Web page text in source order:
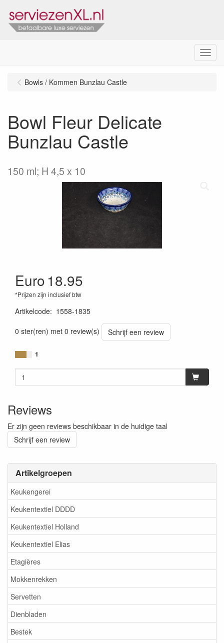
Menu
Artikelgroepen
Keukengerei
Keukentextiel DDDD
Keukentextiel Holland
Keukentextiel Elias
Etagières
Mokkenrekken
Servetten
Dienbladen
Bestek
Bowls / Kommen Bunzlau Castle
Bowl Fleur Delicate
Bunzlau Castle
150 ml; H 4,5 x 10
Euro18.95
*Prijzen zijn inclusief btw
Artikelcode: 1558-1835
0 ster(ren) met 0 review(s)
Schrijf een review
1
Reviews
Er zijn geen reviews beschikbaar in de huidige taal
Schrijf een review